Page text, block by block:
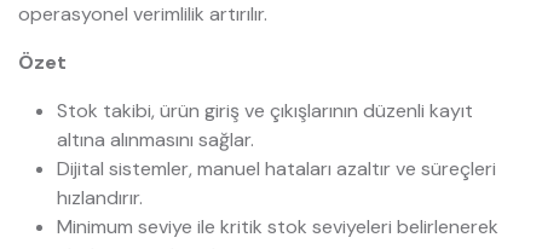
operasyonel verimlilik artırılır.
Özet
Stok takibi, ürün giriş ve çıkışlarının düzenli kayıt
altına alınmasını sağlar.
Dijital sistemler, manuel hataları azaltır ve süreçleri
hızlandırır.
Minimum seviye ile kritik stok seviyeleri belirlenerek